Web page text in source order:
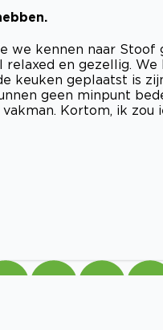
we kennen naar Stoof
en gezellig.
keuken geplaatst is
geen minpunt
Kortom, ik zou